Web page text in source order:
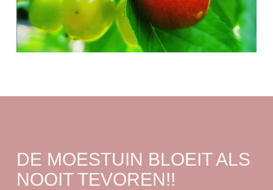
DE MOESTUIN BLOEIT ALS
NOOIT TEVOREN!!